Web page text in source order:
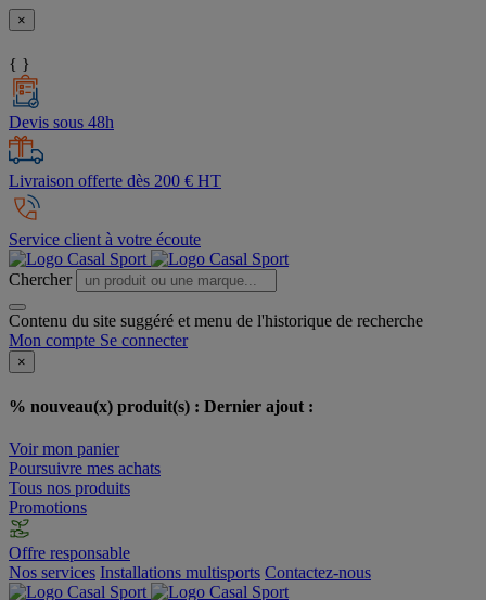
×
{ }
Devis sous 48h
Livraison offerte dès 200 € HT
Service client à votre écoute
Chercher
Contenu du site suggéré et menu de l'historique de recherche
Mon compte Se connecter
×
% nouveau(x) produit(s) : Dernier ajout :
Voir mon panier
Poursuivre mes achats
Tous nos produits
Promotions
Offre responsable
Nos services Installations multisports Contactez-nous